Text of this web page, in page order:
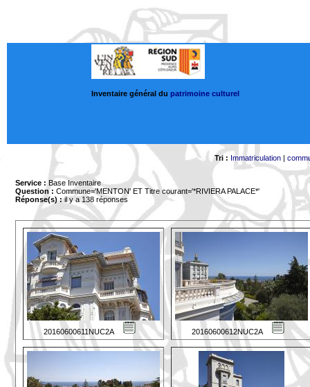
Inventaire général du patrimoine culturel
Tri : Immatriculation|
Service : Base Inventaire
Question : Commune='MENTON' ET Titre courant='*RIVIERA PALACE*'
Réponse(s) :il y a 138 réponses
20160600611NUC2A 20160600612NUC2A